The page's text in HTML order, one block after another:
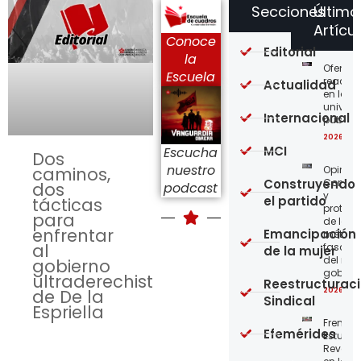
Dos
caminos,
dos
tácticas
para
enfrentar
al
gobierno
ultraderechista
de De la
Espriella
Conoce
la
Escuela
Escucha
nuestro
podcast
en las
2026-
y
de los
del
2026-
Frente
Secciones
Editorial
Actualidad
Internacional
MCI
Construyendo
el partido
Emancipación
de la mujer
Sindical
Efemérides